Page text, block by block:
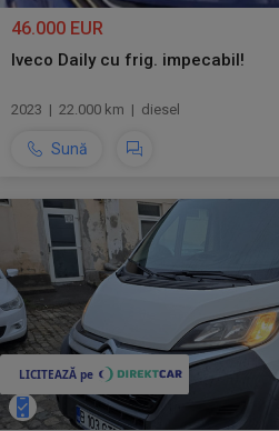
46.000 EUR
Iveco Daily cu frig. impecabil!
2023 | 22.000 km | diesel
Sună